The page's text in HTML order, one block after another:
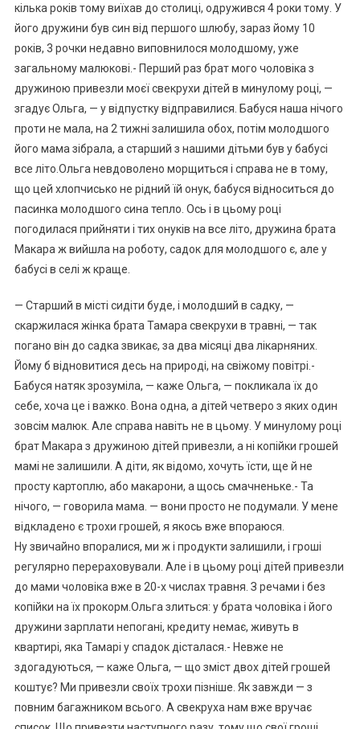
кілька років тому виїхав до столиці, одружився 4 роки тому. У
його дружини був син від першого шлюбу, зараз йому 10
років, 3 рочки недавно виповнилося молодшому, уже
загальному малюкові.- Перший раз брат мого чоловіка з
дружиною привезли моєї свекрухи дітей в минулому році, —
згадує Ольга, — у відпустку відправилися. Бабуся наша нічого
проти не мала, на 2 тижні залишила обох, потім молодшого
його мама зібрала, а старший з нашими дітьми був у бабусі
все літо.Ольга невдоволено морщиться і справа не в тому,
що цей хлопчисько не рідний їй онук, бабуся відноситься до
пасинка молодшого сина тепло. Ось і в цьому році
погодилася прийняти і тих онуків на все літо, дружина брата
Макара ж вийшла на роботу, садок для молодшого є, але у
бабусі в селі ж краще.
— Старший в місті сидіти буде, і молодший в садку, —
скаржилася жінка брата Тамара свекрухи в травні, — так
погано він до садка звикає, за два місяці два лікарняних.
Йому б відновитися десь на природі, на свіжому повітрі.-
Бабуся натяк зрозуміла, — каже Ольга, — покликала їх до
себе, хоча це і важко. Вона одна, а дітей четверо з яких один
зовсім малюк. Але справа навіть не в цьому. У минулому році
брат Макара з дружиною дітей привезли, а ні копійки грошей
мамі не залишили. А діти, як відомо, хочуть їсти, ще й не
просту картоплю, або макарони, а щось смачненьке.- Та
нічого, — говорила мама. — вони просто не подумали. У мене
відкладено є трохи грошей, я якось вже впораюся.
Ну звичайно впоралися, ми ж і продукти залишили, і гроші
регулярно перераховували. Але і в цьому році дітей привезли
до мами чоловіка вже в 20-х числах травня. З речами і без
копійки на їх прокорм.Ольга злиться: у брата чоловіка і його
дружини зарплати непогані, кредиту немає, живуть в
квартирі, яка Тамарі у спадок дісталася.- Невже не
здогадуються, — каже Ольга, — що зміст двох дітей грошей
коштує? Ми привезли своїх трохи пізніше. Як завжди — з
повним багажником всього. А свекруха нам вже вручає